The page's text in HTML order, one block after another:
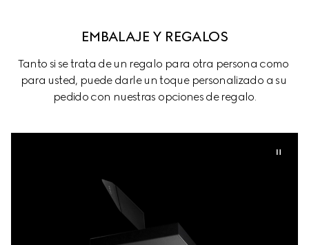
EMBALAJE Y REGALOS
Tanto si se trata de un regalo para otra persona como
para usted, puede darle un toque personalizado a su
pedido con nuestras opciones de regalo.